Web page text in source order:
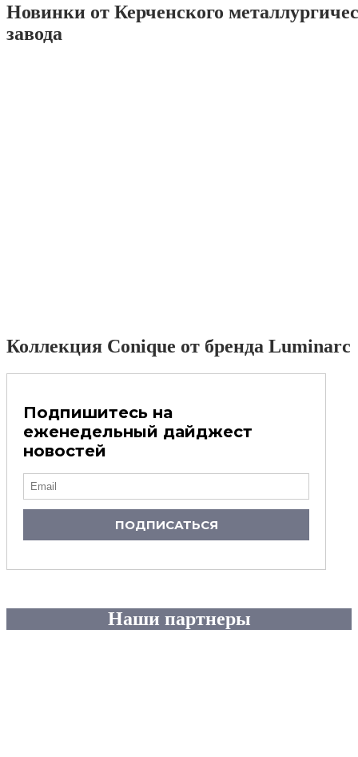
Новинки от Керченского
завода
Коллекция Conique от бренда Luminarc
Подпишитесь на
еженедельный дайджест
новостей
ПОДПИСАТЬСЯ
Наши партнеры